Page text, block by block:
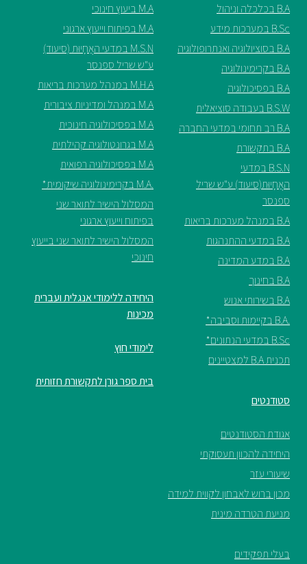
משרתי
מילואים
וכוחות
הביטחון
–
זכויות
והטבות
הרשמו
עכשיו
B.A בכלכלה וניהול
B.Sc במערכות מידע
B.A בסוציולוגיה ואנתרופולוגיה
B.A בקרימינולוגיה
B.A בפסיכולוגיה
B.S.W בעבודה סוציאלית
B.A רב תחומי במדעי החברה
B.A בתקשורת
B.S.N במדעי
האֲחָיוּת(סיעוד) ע"ש שריל
ספנסר
B.A במנהל מערכות בריאות
B.A במדעי ההתנהגות
B.A במדע המדינה
B.A בחינוך
B.A בשירותי אנוש
B.Sc במדעי הנתונים*
תכנית B.A למצטיינים
M.A ביעוץ חינוכי
M.A בפיתוח וייעוץ ארגוני
M.S.N במדעי האֲחָיוּת (סיעוד)
ע"ש שריל ספנסר
M.H.A במנהל מערכות בריאות
M.A במנהל ומדיניות ציבורית
M.A בפסיכולוגיה חינוכית
M.A בגרונטולוגיה קהילתית
M.A בפסיכולוגיה רפואית
המסלול הישיר לתואר שני
בפיתוח וייעוץ ארגוני
המסלול הישיר לתואר שני בייעוץ
חינוכי
היחידה ללימודי אנגלית ועברית
מכינות
לימודי חוץ
בית ספר גורן לתקשורת חזותית
סטודנטים
אגודת הסטודנטים
היחידה להכוון תעסוקתי
שיעורי עזר
מכון ברוש לאבחון לקווית למידה
מניעת הטרדה מינית
בעלי תפקידים